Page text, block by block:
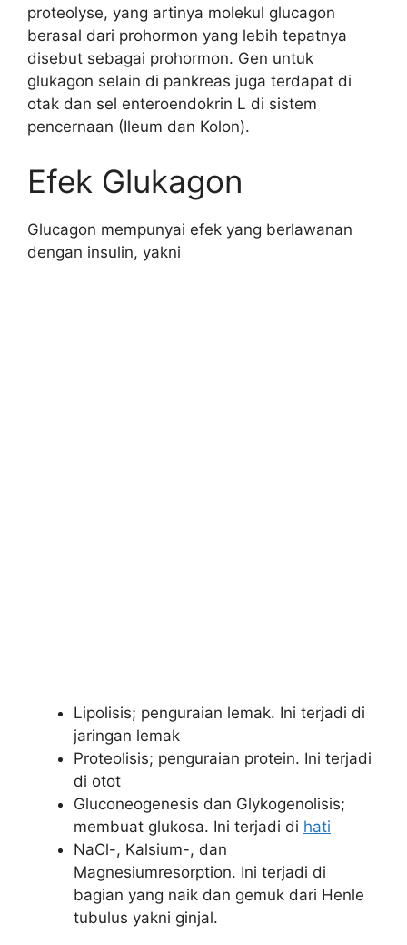
proteolyse, yang artinya molekul glucagon
berasal dari prohormon yang lebih tepatnya
disebut sebagai prohormon. Gen untuk
glukagon selain di pankreas juga terdapat di
otak dan sel enteroendokrin L di sistem
pencernaan (Ileum dan Kolon).
Efek Glukagon
Glucagon mempunyai efek yang berlawanan
dengan insulin, yakni
Lipolisis; penguraian lemak. Ini terjadi di
jaringan lemak
Proteolisis; penguraian protein. Ini terjadi
di otot
Gluconeogenesis dan Glykogenolisis;
membuat glukosa. Ini terjadi di hati
NaCl-, Kalsium-, dan
Magnesiumresorption. Ini terjadi di
bagian yang naik dan gemuk dari Henle
tubulus yakni ginjal.